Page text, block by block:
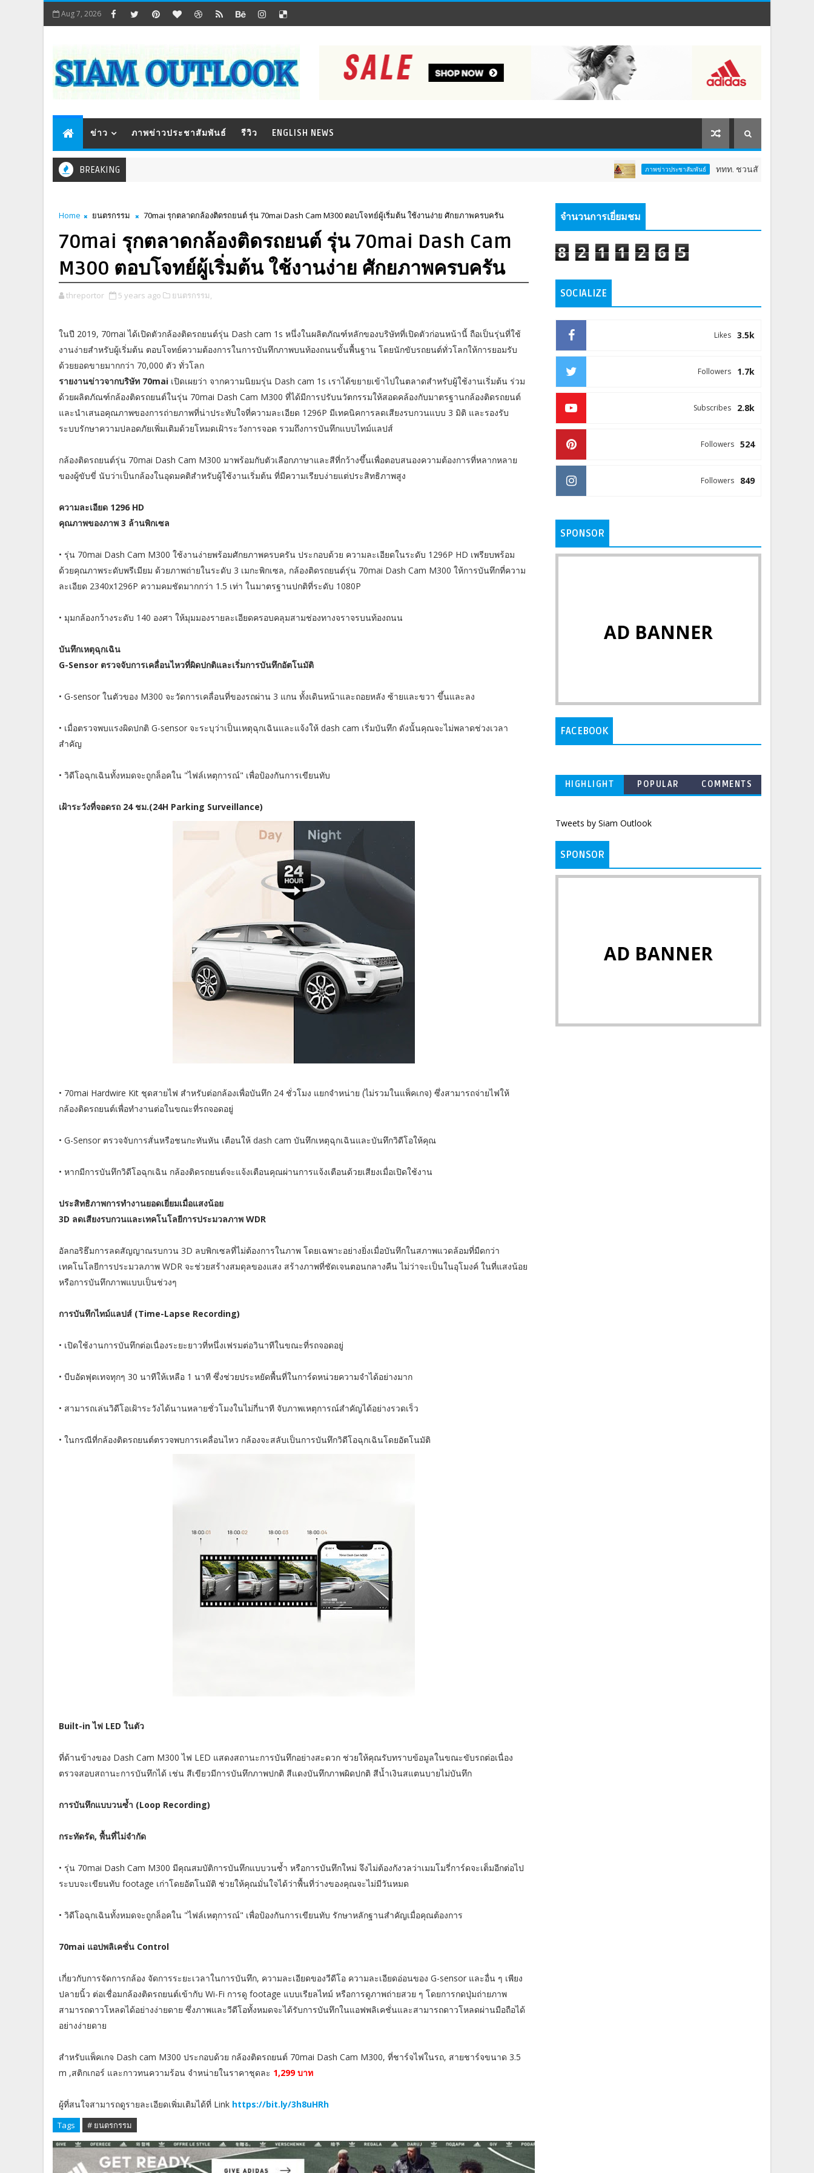
Aug 7, 2026
ข่าว ภาพข่าวประชาสัมพันธ์ รีวิว ENGLISH NEWS
BREAKING ภาพข่าวประชาสัมพันธ์ ททท. ชวนสัมผัสพลังแห่งศรัทธา ร่ว
Home ยนตรกรรม 70mai รุกตลาดกล้องติดรถยนต์ รุ่น 70mai Dash Cam M300 ตอบโจทย์ผู้เริ่มต้น ใช้งานง่าย ศักยภาพครบครัน
70mai รุกตลาดกล้องติดรถยนต์ รุ่น 70mai Dash Cam
M300 ตอบโจทย์ผู้เริ่มต้น ใช้งานง่าย ศักยภาพครบครัน
threportor 5 years ago ยนตรกรรม,
ในปี 2019, 70mai ได้เปิดตัวกล้องติดรถยนต์รุ่น Dash cam 1s หนึ่งในผลิตภัณฑ์หลักของบริษัทที่เปิดตัวก่อนหน้านี้ ถือเป็นรุ่นที่ใช้
งานง่ายสำหรับผู้เริ่มต้น ตอบโจทย์ความต้องการในการบันทึกภาพบนท้องถนนขั้นพื้นฐาน โดยนักขับรถยนต์ทั่วโลกให้การยอมรับ
ด้วยยอดขายมากกว่า 70,000 ตัว ทั่วโลก
รายงานข่าวจากบริษัท 70mai เปิดเผยว่า จากความนิยมรุ่น Dash cam 1s เราได้ขยายเข้าไปในตลาดสำหรับผู้ใช้งานเริ่มต้น ร่วม
ด้วยผลิตภัณฑ์กล้องติดรถยนต์ในรุ่น 70mai Dash Cam M300 ที่ได้มีการปรับนวัตกรรมให้สอดคล้องกับมาตรฐานกล้องติดรถยนต์
และนำเสนอคุณภาพของการถ่ายภาพที่น่าประทับใจที่ความละเอียด 1296P มีเทคนิคการลดเสียงรบกวนแบบ 3 มิติ และรองรับ
ระบบรักษาความปลอดภัยเพิ่มเติมด้วยโหมดเฝ้าระวังการจอด รวมถึงการบันทึกแบบไทม์แลปส์
กล้องติดรถยนต์รุ่น 70mai Dash Cam M300 มาพร้อมกับตัวเลือกภาษาและสีที่กว้างขึ้นเพื่อตอบสนองความต้องการที่หลากหลาย
ของผู้ขับขี่ นับว่าเป็นกล้องในอุดมคติสำหรับผู้ใช้งานเริ่มต้น ที่มีความเรียบง่ายแต่ประสิทธิภาพสูง
ความละเอียด 1296 HD
คุณภาพของภาพ 3 ล้านพิกเซล
• รุ่น 70mai Dash Cam M300 ใช้งานง่ายพร้อมศักยภาพครบครัน ประกอบด้วย ความละเอียดในระดับ 1296P HD เพรียบพร้อม
ด้วยคุณภาพระดับพรีเมียม ด้วยภาพถ่ายในระดับ 3 เมกะพิกเซล, กล้องติดรถยนต์รุ่น 70mai Dash Cam M300 ให้การบันทึกที่ความ
ละเอียด 2340x1296P ความคมชัดมากกว่า 1.5 เท่า ในมาตรฐานปกติที่ระดับ 1080P
• มุมกล้องกว้างระดับ 140 องศา ให้มุมมองรายละเอียดครอบคลุมสามช่องทางจราจรบนท้องถนน
บันทึกเหตุฉุกเฉิน
G-Sensor ตรวจจับการเคลื่อนไหวที่ผิดปกติและเริ่มการบันทึกอัตโนมัติ
• G-sensor ในตัวของ M300 จะวัดการเคลื่อนที่ของรถผ่าน 3 แกน ทั้งเดินหน้าและถอยหลัง ซ้ายและขวา ขึ้นและลง
• เมื่อตรวจพบแรงผิดปกติ G-sensor จะระบุว่าเป็นเหตุฉุกเฉินและแจ้งให้ dash cam เริ่มบันทึก ดังนั้นคุณจะไม่พลาดช่วงเวลา
สำคัญ
• วิดีโอฉุกเฉินทั้งหมดจะถูกล็อคใน "ไฟล์เหตุการณ์" เพื่อป้องกันการเขียนทับ
เฝ้าระวังที่จอดรถ 24 ชม.(24H Parking Surveillance)
• 70mai Hardwire Kit ชุดสายไฟ สำหรับต่อกล้องเพื่อบันทึก 24 ชั่วโมง แยกจำหน่าย (ไม่รวมในแพ็คเกจ) ซึ่งสามารถจ่ายไฟให้
กล้องติดรถยนต์เพื่อทำงานต่อในขณะที่รถจอดอยู่
• G-Sensor ตรวจจับการสั่นหรือชนกะทันหัน เตือนให้ dash cam บันทึกเหตุฉุกเฉินและบันทึกวิดีโอให้คุณ
• หากมีการบันทึกวิดีโอฉุกเฉิน กล้องติดรถยนต์จะแจ้งเตือนคุณผ่านการแจ้งเตือนด้วยเสียงเมื่อเปิดใช้งาน
ประสิทธิภาพการทำงานยอดเยี่ยมเมื่อแสงน้อย
3D ลดเสียงรบกวนและเทคโนโลยีการประมวลภาพ WDR
อัลกอริธึมการลดสัญญาณรบกวน 3D ลบพิกเซลที่ไม่ต้องการในภาพ โดยเฉพาะอย่างยิ่งเมื่อบันทึกในสภาพแวดล้อมที่มืดกว่า
เทคโนโลยีการประมวลภาพ WDR จะช่วยสร้างสมดุลของแสง สร้างภาพที่ชัดเจนตอนกลางคืน ไม่ว่าจะเป็นในอุโมงค์ ในที่แสงน้อย
หรือการบันทึกภาพแบบเป็นช่วงๆ
การบันทึกไทม์แลปส์ (Time-Lapse Recording)
• เปิดใช้งานการบันทึกต่อเนื่องระยะยาวที่หนึ่งเฟรมต่อวินาทีในขณะที่รถจอดอยู่
• บีบอัดฟุตเทจทุกๆ 30 นาทีให้เหลือ 1 นาที ซึ่งช่วยประหยัดพื้นที่ในการ์ดหน่วยความจำได้อย่างมาก
• สามารถเล่นวิดีโอเฝ้าระวังได้นานหลายชั่วโมงในไม่กี่นาที จับภาพเหตุการณ์สำคัญได้อย่างรวดเร็ว
• ในกรณีที่กล้องติดรถยนต์ตรวจพบการเคลื่อนไหว กล้องจะสลับเป็นการบันทึกวิดีโอฉุกเฉินโดยอัตโนมัติ
Built-in ไฟ LED ในตัว
ที่ด้านข้างของ Dash Cam M300 ไฟ LED แสดงสถานะการบันทึกอย่างสะดวก ช่วยให้คุณรับทราบข้อมูลในขณะขับรถต่อเนื่อง
ตรวจสอบสถานะการบันทึกได้ เช่น สีเขียวมีการบันทึกภาพปกติ สีแดงบันทึกภาพผิดปกติ สีน้ำเงินสแตนบายไม่บันทึก
การบันทึกแบบวนซ้ำ (Loop Recording)
กระทัดรัด, พื้นที่ไม่จำกัด
• รุ่น 70mai Dash Cam M300 มีคุณสมบัติการบันทึกแบบวนซ้ำ หรือการบันทึกใหม่ จึงไม่ต้องกังวลว่าเมมโมรี่การ์ดจะเต็มอีกต่อไป
ระบบจะเขียนทับ footage เก่าโดยอัตโนมัติ ช่วยให้คุณมั่นใจได้ว่าพื้นที่ว่างของคุณจะไม่มีวันหมด
• วิดีโอฉุกเฉินทั้งหมดจะถูกล็อคใน "ไฟล์เหตุการณ์" เพื่อป้องกันการเขียนทับ รักษาหลักฐานสำคัญเมื่อคุณต้องการ
70mai แอปพลิเคชั่น Control
เกี่ยวกับการจัดการกล้อง จัดการระยะเวลาในการบันทึก, ความละเอียดของวีดีโอ ความละเอียดอ่อนของ G-sensor และอื่น ๆ เพียง
ปลายนิ้ว ต่อเชื่อมกล้องติดรถยนต์เข้ากับ Wi-Fi การดู footage แบบเรียลไทม์ หรือการดูภาพถ่ายสวย ๆ โดยการกดปุ่มถ่ายภาพ
สามารถดาวโหลดได้อย่างง่ายดาย ซึ่งภาพและวีดีโอทั้งหมดจะได้รับการบันทึกในแอฟพลิเคชั่นและสามารถดาวโหลดผ่านมือถือได้
อย่างง่ายดาย
สำหรับแพ็คเกจ Dash cam M300 ประกอบด้วย กล้องติดรถยนต์ 70mai Dash Cam M300, ที่ชาร์จไฟในรถ, สายชาร์จขนาด 3.5
m ,สติกเกอร์ และกาวทนความร้อน จำหน่ายในราคาชุดละ 1,299 บาท
ผู้ที่สนใจสามารถดูรายละเอียดเพิ่มเติมได้ที่ Link https://bit.ly/3h8uHRh
Tags # ยนตรกรรม
จำนวนการเยี่ยมชม
8 2 1 1 2 6 5
SOCIALIZE
3.5k
Likes
1.7k
Followers
2.8k
Subscribes
524
Followers
849
Followers
SPONSOR
AD BANNER
FACEBOOK
HIGHLIGHT POPULAR COMMENTS
Tweets by Siam Outlook
SPONSOR
AD BANNER